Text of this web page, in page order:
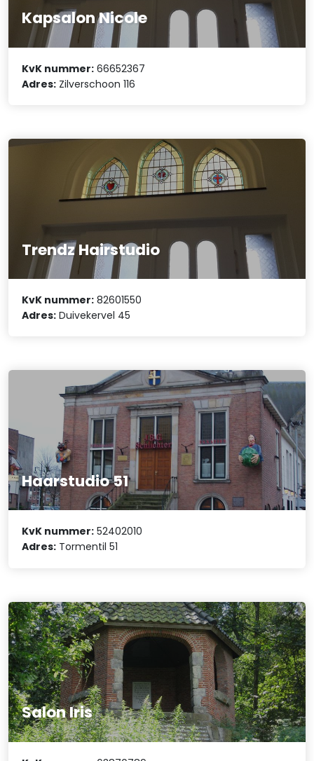
Kapsalon Nicole
KvK nummer: 66652367
Adres: Zilverschoon 116
Trendz Hairstudio
KvK nummer: 82601550
Adres: Duivekervel 45
Haarstudio 51
KvK nummer: 52402010
Adres: Tormentil 51
Salon Iris